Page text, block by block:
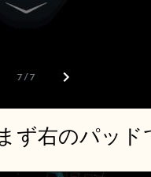
ず右のパッ